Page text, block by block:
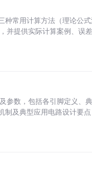
种常用计算方法（理论公
并提供实际计算案例、误
参数，包括各引脚定义、
制及典型应用电路设计要